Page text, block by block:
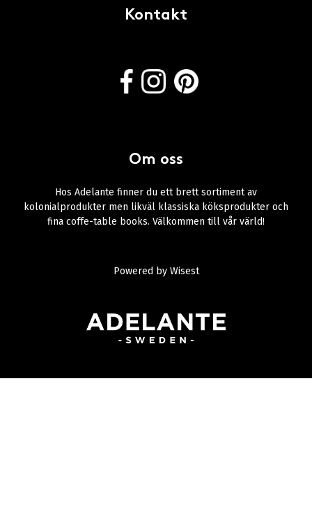
Kontakt
Om oss
Hos Adelante finner du ett brett sortiment av
kolonialprodukter men likväl klassiska köksprodukter och
fina coffe-table books. Välkommen till vår värld!
Powered by Wisest